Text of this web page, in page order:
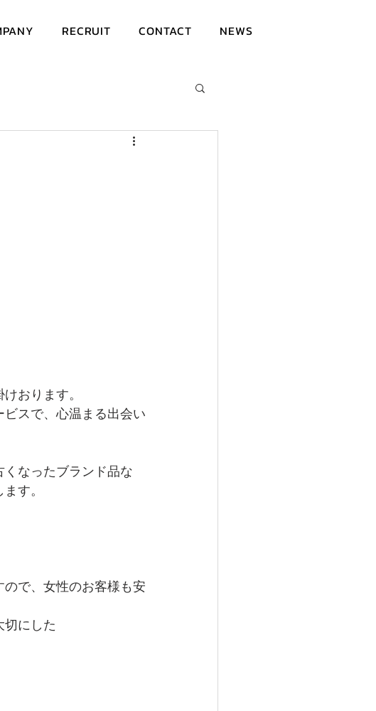
RECRUIT CONTACT NEWS
おります。
スで、心温まる出会い
なったブランド品な
す。
で、女性のお客様も安
切にした